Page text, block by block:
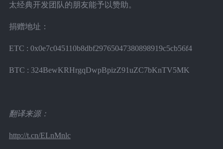
太经典开发团队的朋友能予以赞助。
捐赠地址：
ETC : 0x0e7c045110b8dbf29765047380898919c5cb56f4
BTC : 324BewKRHrgqDwpBpizZ91uZC7bKnTV5MK
翻译来源：
http://t.cn/ELnMnlc